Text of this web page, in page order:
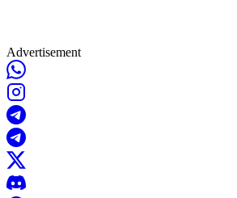
Advertisement